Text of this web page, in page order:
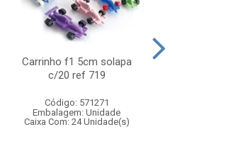
Carrinho f1 5cm solapa
c/20 ref 719
Código: 571271
Embalagem: Unidade
Caixa Com: 24 Unidade(s)